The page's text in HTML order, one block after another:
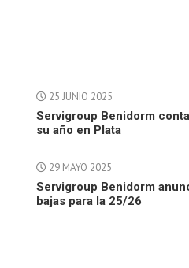
25 JUNIO 2025
Servigroup Benidorm
su año en Plata
29 MAYO 2025
Servigroup Benidorm
bajas para la 25/26